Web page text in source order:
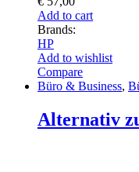
Add to cart
Brands:
HP
Add to wishlist
Compare
Büro & Business,
Alternativ